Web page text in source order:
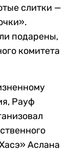
слитки —
подарены,
комитета
Рауф
Аслана